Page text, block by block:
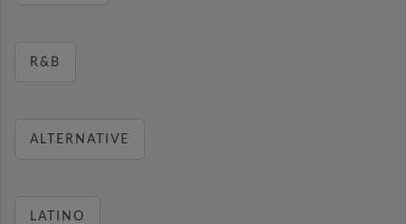
R&B
ALTERNATIVE
LATINO